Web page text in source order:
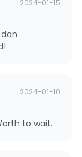
2024-01-15
2024-01-10
to wait.